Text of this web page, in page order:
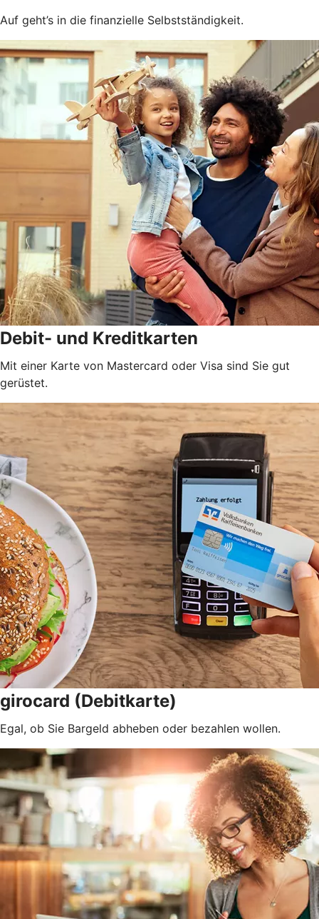
Auf geht’s in die finanzielle Selbstständigkeit.
Debit- und Kreditkarten
Mit einer Karte von Mastercard oder Visa sind Sie gut
gerüstet.
girocard (Debitkarte)
Egal, ob Sie Bargeld abheben oder bezahlen wollen.